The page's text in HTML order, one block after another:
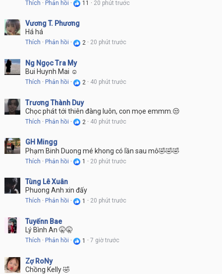
Thích · Phản hồi · 11 · 20 phút trước
Vương T. Phương
Há há
Thích · Phản hồi · 2 · 20 phút trước
Ng Ngọc Tra My
Bui Huynh Mai ☺
Thích · Phản hồi · 2 · 40 phút trước
Trương Thành Duy
Chọc phát tới thiên đàng luôn, con mọe emmm.😒
Thích · Phản hồi · 2 · 40 phút trước
GH Mingg
Phạm Binh Duong mé khong có lần sau mô🤣🤣🤣
Thích · Phản hồi · 1 · 20 phút trước
Tùng Lê Xuân
Phuong Anh xin đấy
Thích · Phản hồi · 1 · 20 phút trước
Tuyếnn Bae
Lý Bình An 🤫🤫
Thích · Phản hồi · 1 · 7 giờ trước
Zợ RoNy
Chồng Kelly 🤣